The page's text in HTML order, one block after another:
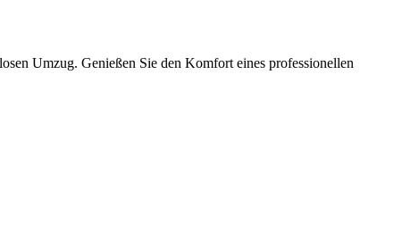
Umzug. Genießen Sie den Komfort eines professionellen